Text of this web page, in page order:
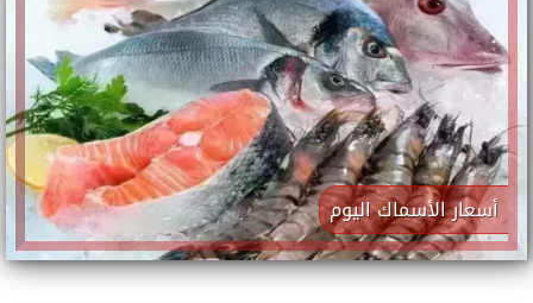
أسعار الأسماك اليوم